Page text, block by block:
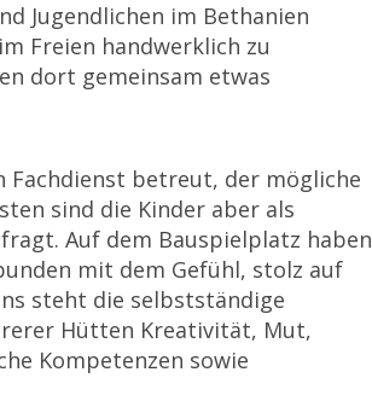
Jugendlichen im Bethanien
Freien handwerklich zu
dort gemeinsam etwas
Fachdienst betreut, der mögliche
sind die Kinder aber als
Auf dem Bauspielplatz haben
mit dem Gefühl, stolz auf
steht die selbstständige
Hütten Kreativität, Mut,
Kompetenzen sowie